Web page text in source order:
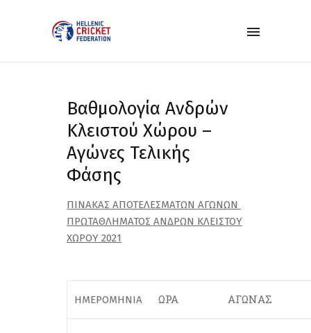
Βαθμολογία Ανδρών
Κλειστού Χώρου –
Αγώνες Τελικής
Φάσης
ΠΙΝΑΚΑΣ ΑΠΟΤΕΛΕΣΜΑΤΩΝ ΑΓΩΝΩΝ
ΠΡΩΤΑΘΛΗΜΑΤΟΣ ΑΝΔΡΩΝ ΚΛΕΙΣΤΟΥ
ΧΩΡΟΥ 2021
ΗΜΕΡΟΜΗΝΙΑ ΩΡΑ ΑΓΩΝΑΣ